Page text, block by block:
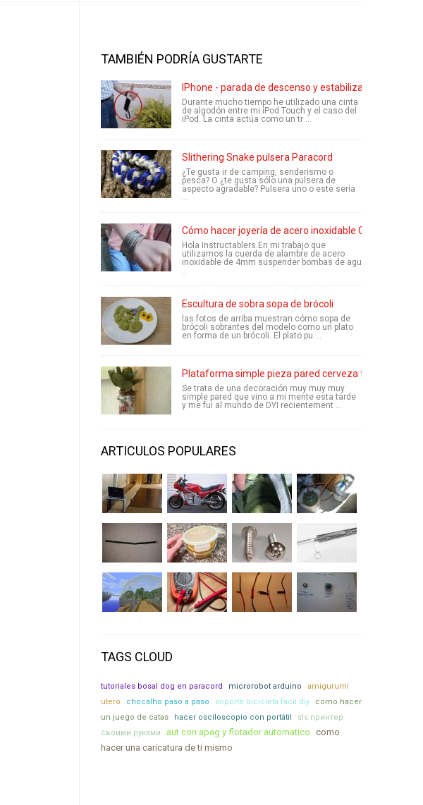
TAMBIÉN PODRÍA GUSTARTE
IPhone - parada de descenso y estabilizador de video
Durante mucho tiempo he utilizado una cinta
de algodón entre mi iPod Touch y el caso del
iPod. La cinta actúa como un tr ...
Slithering Snake pulsera Paracord
¿Te gusta ir de camping, senderismo o
pesca? O ¿te gusta sólo una pulsera de
aspecto agradable? Pulsera uno o este sería
...
Cómo hacer joyería de acero inoxidable Cool
Hola Instructablers.En mi trabajo que
utilizamos la cuerda de alambre de acero
inoxidable de 4mm suspender bombas de agu
...
Escultura de sobra sopa de brócoli
las fotos de arriba muestran cómo sopa de
brócoli sobrantes del modelo como un plato
en forma de un brócoli. El plato pu ...
Plataforma simple pieza pared cerveza florero
Se trata de una decoración muy muy muy
simple pared que vino a mi mente esta tarde
y me fui al mundo de DYI recientement ...
ARTICULOS POPULARES
TAGS CLOUD
tutoriales bosal dog en paracord microrobot arduino
amigurumi
utero
chocalho paso a paso soporte bicicleta facil diy
como hacer
un juego de catas
hacer osciloscopio con portátil
sls принтер
своими руками
aut con apag y flotador automatico como
hacer una caricatura de ti mismo